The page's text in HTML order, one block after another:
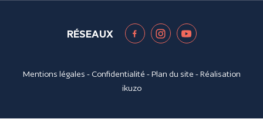
RÉSEAUX
Mentions légales - Confidentialité -Plan du site - Réalisation
ikuzo